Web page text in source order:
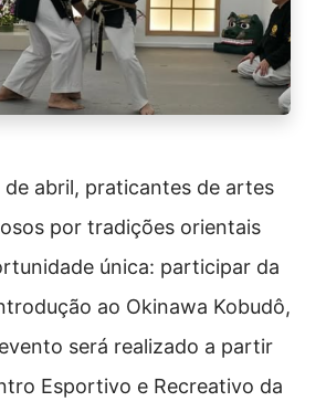
de abril, praticantes de artes
por tradições orientais
única: participar da
ao Okinawa Kobudô,
será realizado a partir
Esportivo e Recreativo da